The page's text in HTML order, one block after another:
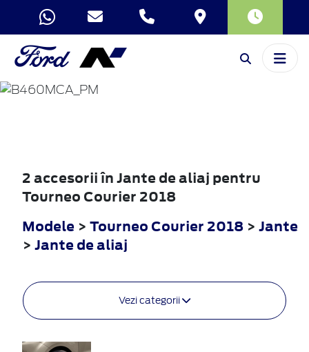
TOURNEO
COURIER
2 accesorii în Jante de aliaj pentru
Tourneo Courier 2018
Modele > Tourneo Courier 2018 > Jante
> Jante de aliaj
Vezi categorii